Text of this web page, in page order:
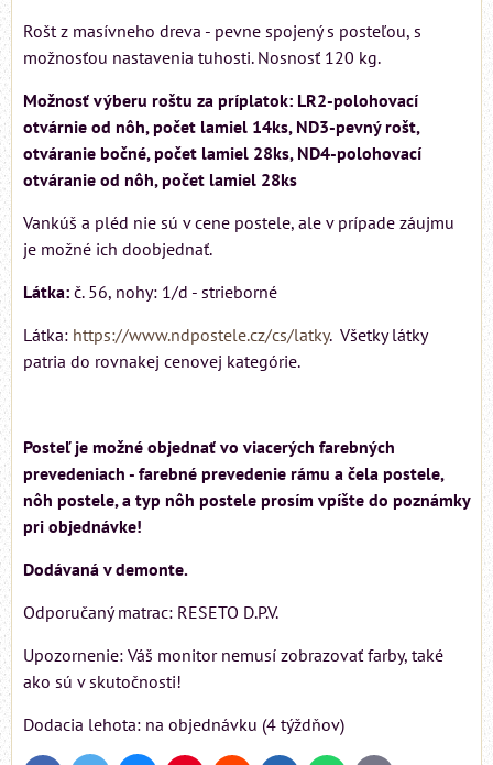
Rošt z masívneho dreva - pevne spojený s posteľou, s
možnosťou nastavenia tuhosti. Nosnosť 120 kg.
Možnosť výberu roštu za príplatok: LR2-polohovací
otvárnie od nôh, počet lamiel 14ks, ND3-pevný rošt,
otváranie bočné, počet lamiel 28ks, ND4-polohovací
otváranie od nôh, počet lamiel 28ks
Vankúš a pléd nie sú v cene postele, ale v prípade záujmu
je možné ich doobjednať.
Látka: č. 56, nohy: 1/d - strieborné
Látka: https://www.ndpostele.cz/cs/latky. Všetky látky
patria do rovnakej cenovej kategórie.
Posteľ je možné objednať vo viacerých farebných
prevedeniach - farebné prevedenie rámu a čela postele,
nôh postele, a typ nôh postele prosím vpíšte do poznámky
pri objednávke!
Dodávaná v demonte.
Odporučaný matrac: RESETO D.P.V.
Upozornenie: Váš monitor nemusí zobrazovať farby, také
ako sú v skutočnosti!
Dodacia lehota: na objednávku (4 týždňov)